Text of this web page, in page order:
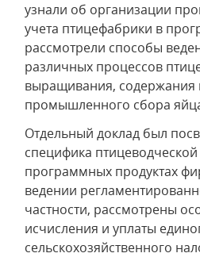
узнали об организации
учета птицефабрики в
рассмотрели способы
различных процессов
выращивания, содержания
промышленного сбора
Отдельный доклад был
специфика
программных продуктах
ведении
частности, рассмотрены
исчисления и уплаты
сельскохозяйственного